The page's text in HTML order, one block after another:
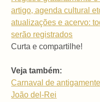
artigo, agenda cultural
atualizações e acervo:
serão registrados
Curta e compartilhe!
Veja também:
Carnaval de
João del-Rei